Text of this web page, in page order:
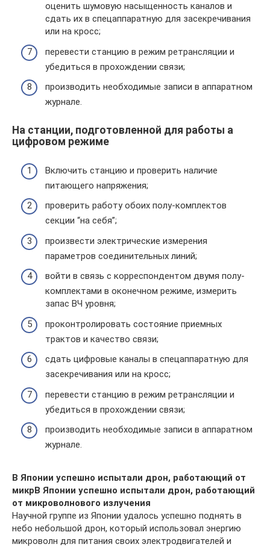
оценить шумовую насыщенность каналов и
сдать их в спецаппаратную для засекречивания
или на кросс;
перевести станцию в режим ретрансляции и
убедиться в прохождении связи;
производить необходимые записи в аппаратном
журнале.
На станции, подготовленной для работы а
цифровом режиме
Включить станцию и проверить наличие
питающего напряжения;
проверить работу обоих полу-комплектов
секции “на себя”;
произвести электрические измерения
параметров соединительных линий;
войти в связь с корреспондентом двумя полу-
комплектами в оконечном режиме, измерить
запас ВЧ уровня;
проконтролировать состояние приемных
трактов и качество связи;
сдать цифровые каналы в спецаппаратную для
засекречивания или на кросс;
перевести станцию в режим ретрансляции и
убедиться в прохождении связи;
производить необходимые записи в аппаратном
журнале.
В Японии успешно испытали дрон, работающий от
микрВ Японии успешно испытали дрон, работающий
от микроволнового излучения
Научной группе из Японии удалось успешно поднять в
небо небольшой дрон, который использовал энергию
микроволн для питания своих электродвигателей и